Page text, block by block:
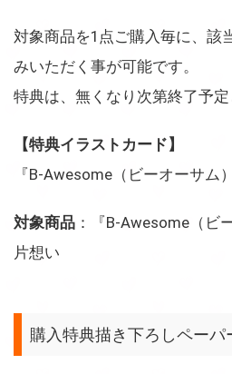
対象商品を1点ご購入毎に、該
みいただく事が可能です。
特典は、無くなり次第終了予定
【特典イラストカード】
『B-Awesome（ビーオーサム
対象商品 ：『B-Awesome（ビ
片想い
購入特典描き下ろしペーパ